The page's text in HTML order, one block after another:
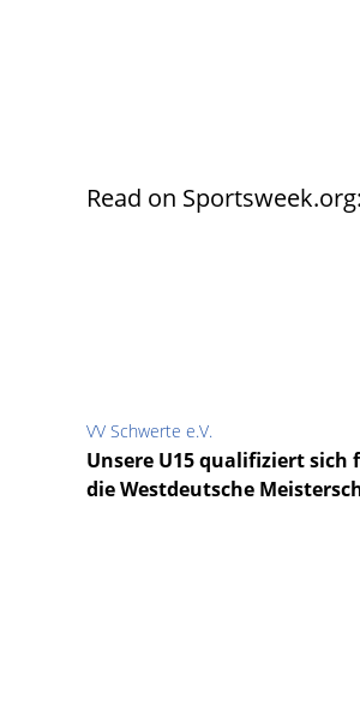
Read on Sportsweek.org:
VV Schwerte e.V.
Unsere U15 qualifiziert sich
die Westdeutsche